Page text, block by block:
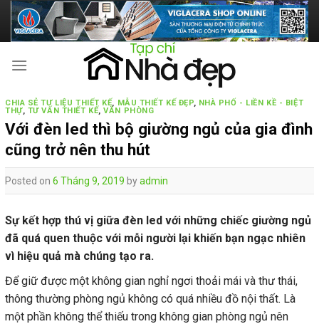
Skip
content
CHIA SẺ TƯ LIỆU THIẾT KẾ, MẪU THIẾT KẾ ĐẸP, NHÀ PHỐ - LIỀN KỀ - BIỆT
THỰ, TƯ VẤN THIẾT KẾ,VĂN PHÒNG
Với đèn led thì bộ giường ngủ của gia đình
cũng trở nên thu hút
Posted on 6 Tháng 9, 2019 byadmin
Sự kết hợp thú vị giữa đèn led với những chiếc giường ngủ
đã quá quen thuộc với mỗi người lại khiến bạn ngạc nhiên
vì hiệu quả mà chúng tạo ra.
Để giữ được một không gian nghỉ ngơi thoải mái và thư thái,
thông thường phòng ngủ không có quá nhiều đồ nội thất. Là
một phần không thể thiếu trong không gian phòng ngủ nên